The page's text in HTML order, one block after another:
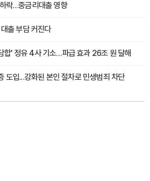
락…중금리대출 영향
출 부담 커진다
합' 정유 4사 기소…파급 효과 26조 원 달해
도입...강화된 본인 절차로 민생범죄 차단